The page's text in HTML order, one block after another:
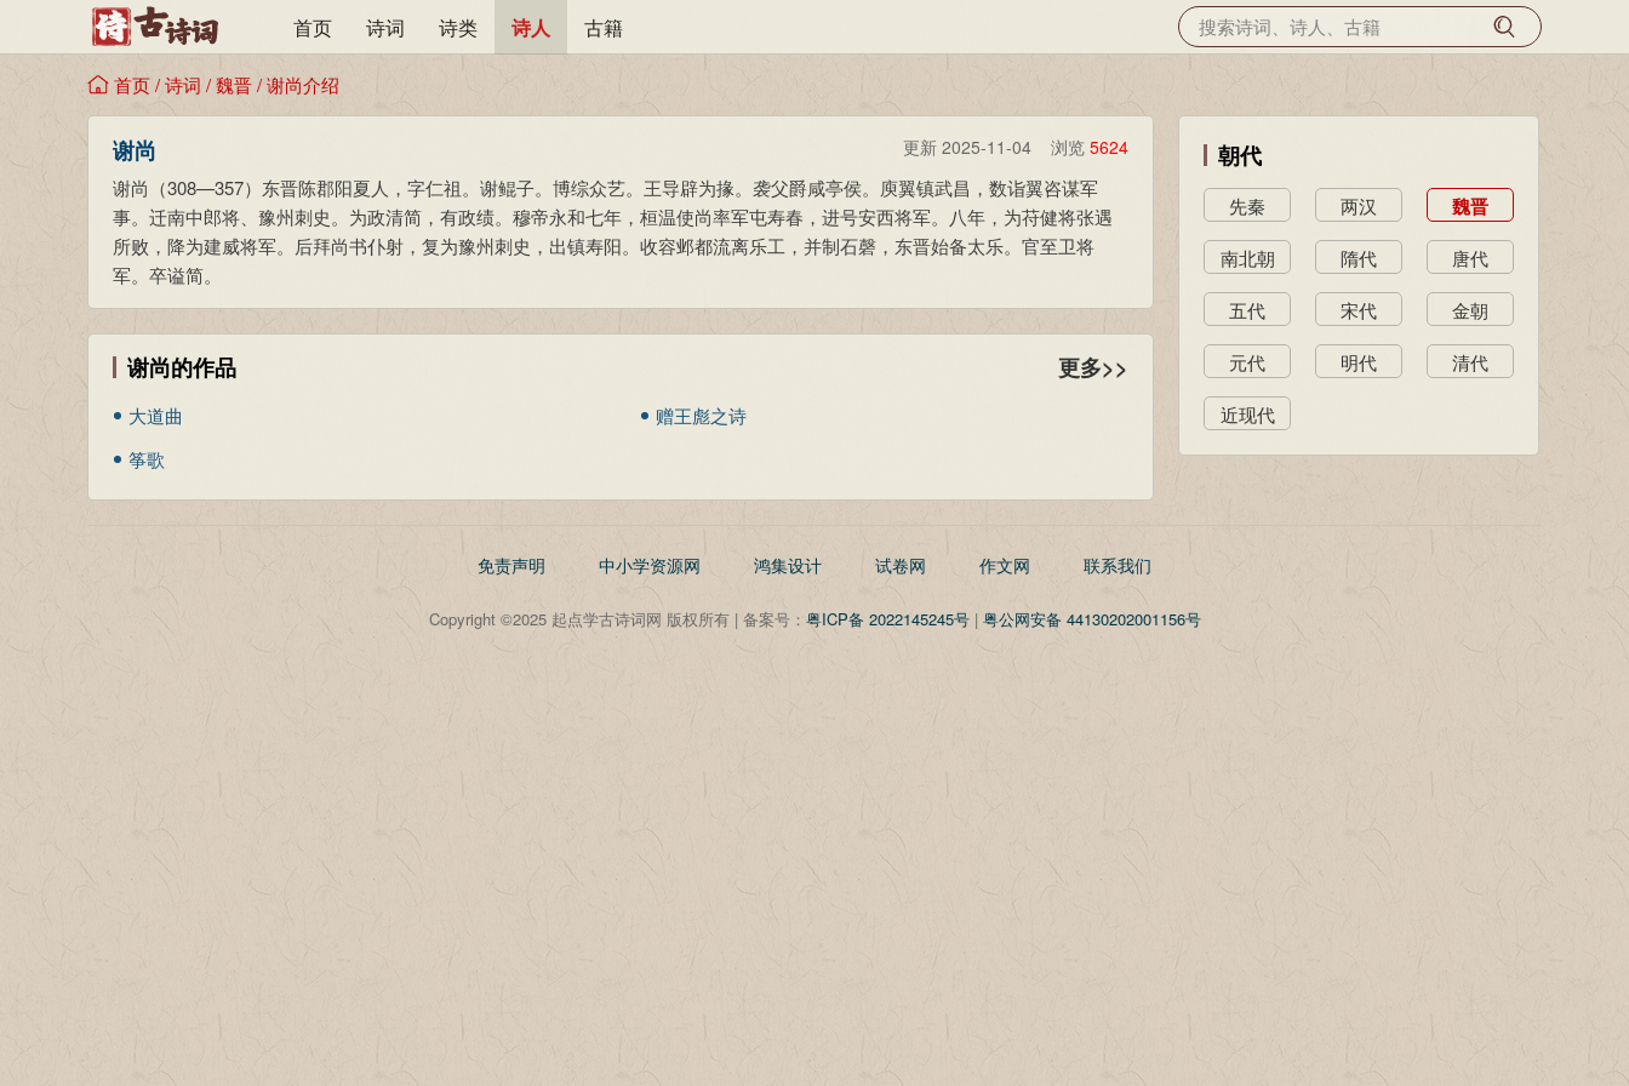
首页 诗词 诗类 诗人 古籍
首页/诗词 /魏晋/谢尚介绍
更新 2025-11-04 浏览 5624
谢尚
谢尚（308—357）东晋陈郡阳夏人，字仁祖。谢鲲子。博综众艺。王导辟为掾。袭父爵咸亭侯。庾翼镇武昌，数诣翼咨谋军
事。迁南中郎将、豫州刺史。为政清简，有政绩。穆帝永和七年，桓温使尚率军屯寿春，进号安西将军。八年，为苻健将张遇
所败，降为建威将军。后拜尚书仆射，复为豫州刺史，出镇寿阳。收容邺都流离乐工，并制石磬，东晋始备太乐。官至卫将
军。卒谥简。
谢尚的作品 更多>>
大道曲
赠王彪之诗
筝歌
朝代
先秦 两汉 魏晋
南北朝 隋代 唐代
五代 宋代 金朝
元代 明代 清代
近现代
免责声明 中小学资源网 鸿集设计 试卷网 作文网 联系我们
Copyright ©2025 起点学古诗词网 版权所有 | 备案号： 粤ICP备 2022145245号| 粤公网安备 44130202001156号